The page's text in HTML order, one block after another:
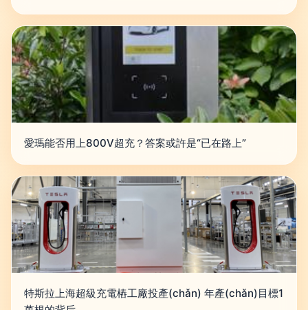
愛瑪能否用上800V超充？答案或許是“已在路上”
特斯拉上海超級充電樁工廠投產(chǎn) 年產(chǎn)目標1